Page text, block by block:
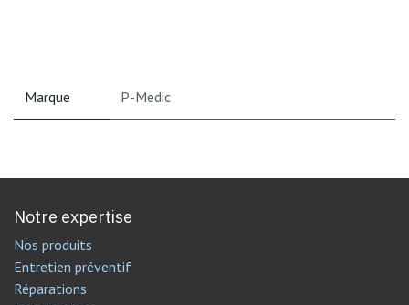
Marque P-Medic
Notre expertise
Nos produits
Entretien préventif
Réparations